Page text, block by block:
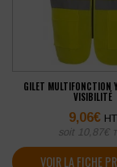
GILET MULTIFONCTION
VISIBILITÉ
9,06€ HT
soit 10,87€
VOIR LA FICHE